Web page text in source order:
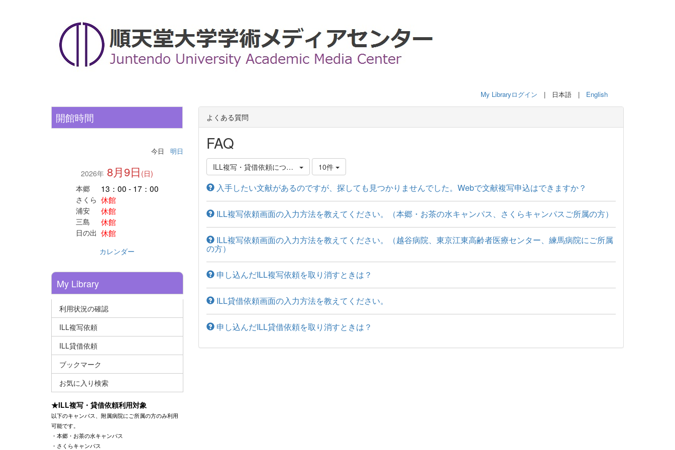
My Libraryログイン | 日本語 | English
よくある質問
FAQ
ILL複写・貸借依頼について 10件
入手したい文献があるのですが、探しても見つかりませんでした。Webで文献複写申込はできますか？
ILL複写依頼画面の入力方法を教えてください。（本郷・お茶の水キャンパス、さくらキャンパスご所属の方）
ILL複写依頼画面の入力方法を教えてください。（越谷病院、東京江東高齢者医療センター、練馬病院にご所属
の方）
申し込んだILL複写依頼を取り消すときは？
ILL貸借依頼画面の入力方法を教えてください。
申し込んだILL貸借依頼を取り消すときは？
開館時間
今日 明日
2026年 8月9日 (日)
本郷
13：00 - 17：00
さくら 休館
浦安 休館
三島 休館
日の出 休館
カレンダー
My Library
利用状況の確認
ILL複写依頼
ILL貸借依頼
ブックマーク
お気に入り検索
★ILL複写・貸借依頼利用対象
以下のキャンパス、附属病院にご所属の方のみ利用
可能です。
・本郷・お茶の水キャンパス
・さくらキャンパス